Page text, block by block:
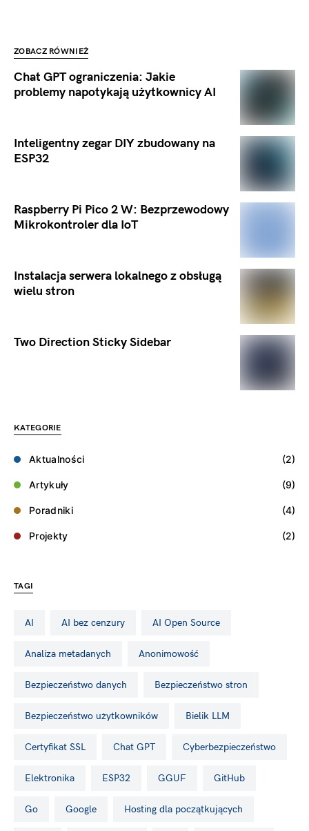
ZOBACZ RÓWNIEŻ
Chat GPT ograniczenia: Jakie
problemy napotykają użytkownicy AI
Inteligentny zegar DIY zbudowany na
ESP32
Raspberry Pi Pico 2 W: Bezprzewodowy
Mikrokontroler dla IoT
Instalacja serwera lokalnego z obsługą
wielu stron
Two Direction Sticky Sidebar
KATEGORIE
Aktualności (2)
Artykuły (9)
Poradniki (4)
Projekty (2)
TAGI
AI AI bez cenzury AI Open Source
analiza metadanych Anonimowość
Bezpieczeństwo danych bezpieczeństwo stron
Bezpieczeństwo użytkowników Bielik LLM
certyfikat SSL Chat GPT cyberbezpieczeństwo
Elektronika ESP32 GGUF GitHub
Go Google hosting dla początkujących